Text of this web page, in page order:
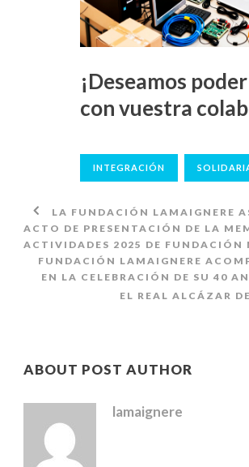
¡Deseamos
con vuestra
INTEGRACIÓN
LA FUNDACIÓN LAMAIGNERE
ACTO DE PRESENTACIÓN DE LA
ACTIVIDADES 2025 DE FUNDACIÓN
FUNDACIÓN LAMAIGNERE
EN LA CELEBRACIÓN DE SU 40
EL REAL ALCÁZAR
ABOUT POST AUTHOR
lamaignere